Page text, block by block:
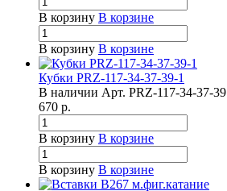
В корзину В корзине
В корзину В корзине
Кубки PRZ-117-34-37-39-1
В наличии Арт. PRZ-117-34-37-39
670 р.
В корзину В корзине
В корзину В корзине